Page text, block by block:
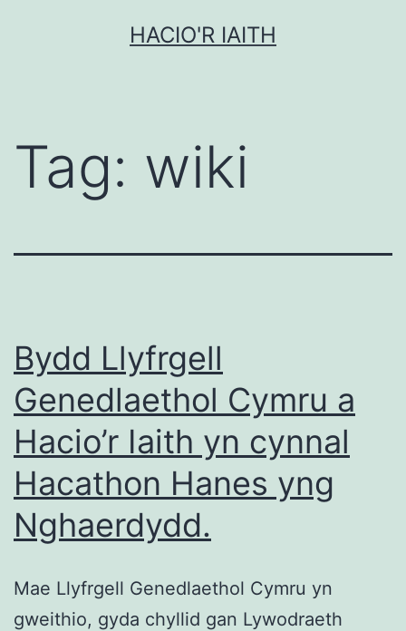
HACIO'R IAITH
Tag: wiki
Bydd Llyfrgell
Genedlaethol Cymru a
Hacio’r Iaith yn cynnal
Hacathon Hanes yng
Nghaerdydd.
Mae Llyfrgell Genedlaethol Cymru yn
gweithio, gyda chyllid gan Lywodraeth